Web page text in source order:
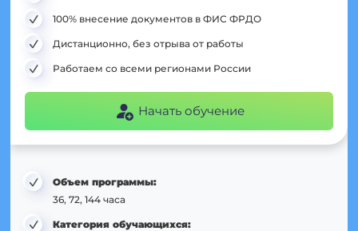
100% внесение документов в ФИС ФРДО
Дистанционно, без отрыва от работы
Работаем со всеми регионами России
Начать обучение
Объем программы:
36, 72, 144 часа
Категория обучающихся: